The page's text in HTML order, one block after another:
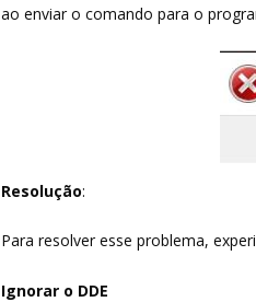
ao enviar o comando para o
Resolução:
Para resolver esse problema,
Ignorar o DDE